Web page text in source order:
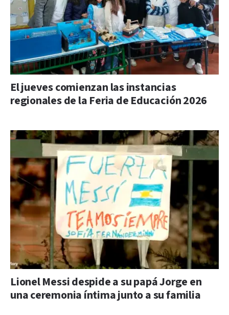
El jueves comienzan las instancias
regionales de la Feria de Educación 2026
Lionel Messi despide a su papá Jorge en
una ceremonia íntima junto a su familia